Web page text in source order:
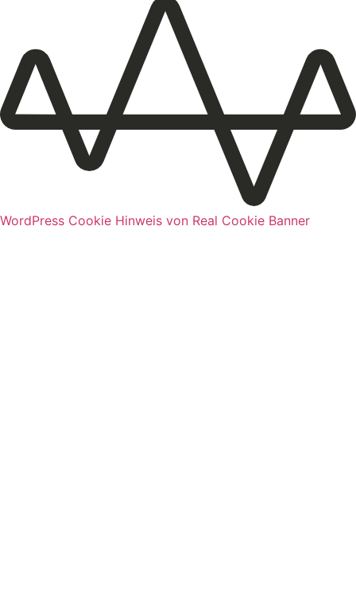
WordPress Cookie Hinweis von Real Cookie Banner